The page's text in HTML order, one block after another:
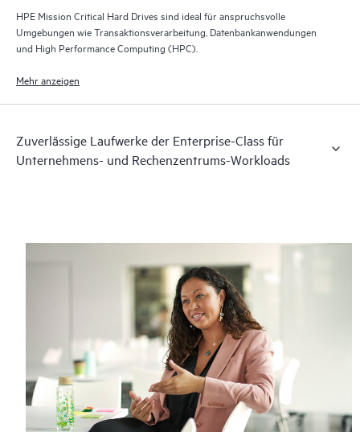
HPE Mission Critical Hard Drives sind ideal für anspruchsvolle
Umgebungen wie Transaktionsverarbeitung, Datenbankanwendungen
und High Performance Computing (HPC).
Mehr anzeigen
Zuverlässige Laufwerke der Enterprise-Class für
Unternehmens- und Rechenzentrums-Workloads